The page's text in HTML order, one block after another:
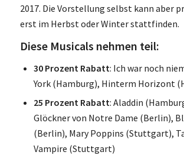
2017. Die Vorstellung selbst kann aber
erst im Herbst oder Winter stattfinden.
Diese Musicals nehmen teil:
30 Prozent Rabatt: Ich war noch
York (Hamburg), Hinterm Horizont
25 Prozent Rabatt: Aladdin
Glöckner von Notre Dame (Berlin),
(Berlin), Mary Poppins (Stuttgart),
Vampire (Stuttgart)